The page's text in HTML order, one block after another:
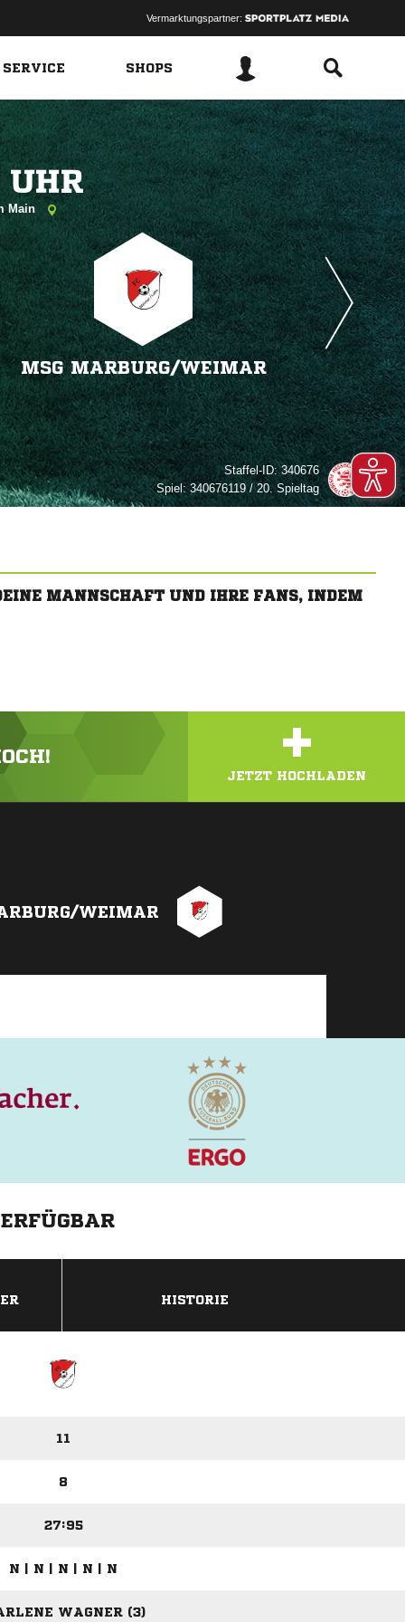
Vermarktungspartner:
SHOPS

Main
MSG MARBURG/​WEIMAR
Staffel-ID:340676
Spiel:340676119 / 20. Spieltag
MANNSCHAFT UND IHRE FANS, INDEM
+
JETZT HOCHLADEN
WEIMAR
HISTORIE
11
8
27:95
N | N | N | N | N
WAGNER (3)